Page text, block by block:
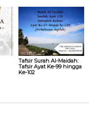
Tafsir Surah Al-Maidah:
Tafsir Ayat Ke-99 hingga
Ke-102